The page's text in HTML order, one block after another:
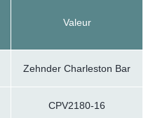
Valeur
Zehnder Charleston Bar
CPV2180-16